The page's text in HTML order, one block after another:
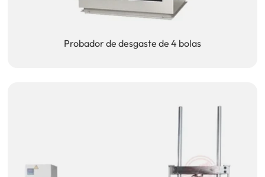
Probador de desgaste de 4 bolas